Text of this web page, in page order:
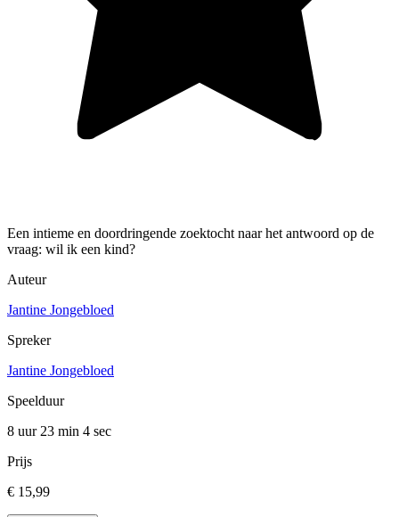
Een intieme en doordringende zoektocht naar het antwoord op de
vraag: wil ik een kind?
Auteur
Jantine Jongebloed
Spreker
Jantine Jongebloed
Speelduur
8 uur 23 min 4 sec
Prijs
€ 15,99